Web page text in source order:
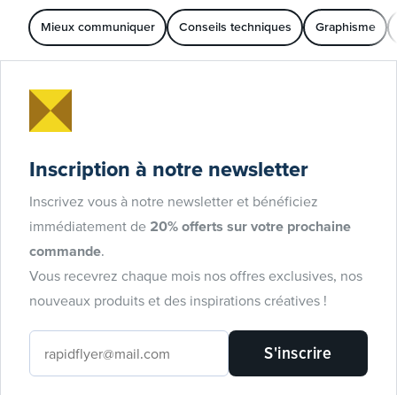
Mieux communiquer Conseils techniques Graphisme
Inscription à notre newsletter
Inscrivez vous à notre newsletter et bénéficiez
immédiatement de 20% offerts sur votre prochaine
commande
Vous recevrez chaque mois nos offres exclusives, nos
nouveaux produits et des inspirations créatives !
S'inscrire